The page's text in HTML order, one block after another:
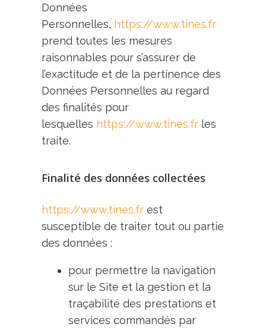
Données
Personnelles, https://www.tines.fr
prend toutes les mesures
raisonnables pour s’assurer de
l’exactitude et de la pertinence des
Données Personnelles au regard
des finalités pour
lesquelles https://www.tines.fr les
traite.
Finalité des données collectées
https://www.tines.fr est
susceptible de traiter tout ou partie
des données :
pour permettre la navigation
sur le Site et la gestion et la
traçabilité des prestations et
services commandés par